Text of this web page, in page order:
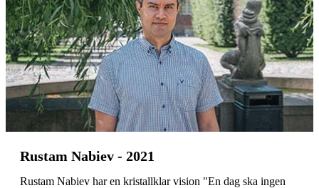
Rustam Nabiev - 2021
Rustam Nabiev har en kristallklar vision "En dag ska ingen